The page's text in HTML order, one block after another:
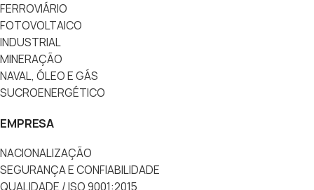
FERROVIÁRIO
FOTOVOLTAICO
INDUSTRIAL
MINERAÇÃO
NAVAL, ÓLEO E GÁS
SUCROENERGÉTICO
EMPRESA
NACIONALIZAÇÃO
SEGURANÇA E CONFIABILIDADE
QUALIDADE / ISO 9001:2015